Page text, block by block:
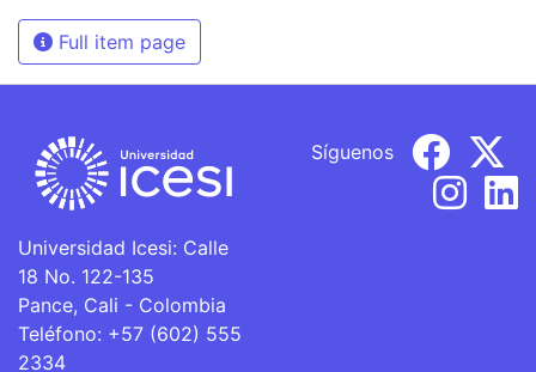
Full item page
Universidad Icesi: Calle
18 No. 122-135
Pance, Cali - Colombia
Teléfono: +57 (602) 555
2334
Síguenos